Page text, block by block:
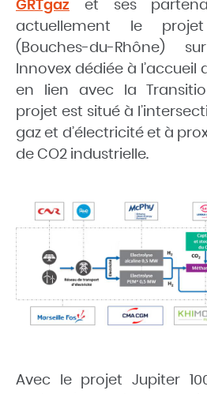
GRTgaz et ses
actuellement le projet
(Bouches-du-Rhône)
Innovex dédiée à
en lien avec la
projet est situé à
gaz et d’électricité et à
de CO2 industrielle.
Avec le projetJupiter